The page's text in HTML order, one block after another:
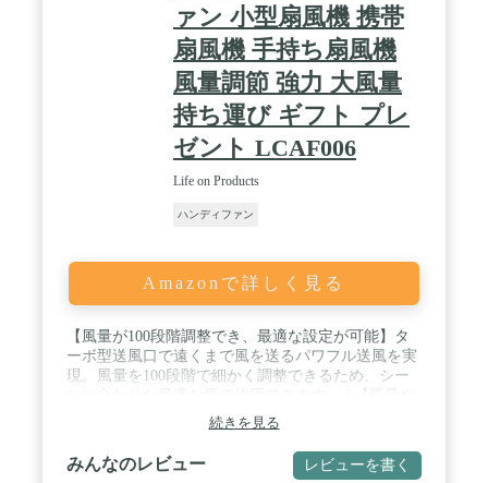
蓄電池 ■USBコネクタ規格:USB Type-C ■コードレス
対応（バッテリー交換不可） ■充電時間:約4時間 ※
接続機器の電源供給能力によって極端に長くなる場
合があります。 ■充放電可能回数:約300回 ■連続使
用時間:約2時間～約9時間 ※使用する風量の強さに
よって異なります。 ■風量:5段階調節+リズム風 ■抗
菌加工:無 ■ガードデザイン:スタンダードタイプ ■別
売部品:有（専用回転スタンド、専用クリップ） ※
しています。 ■取扱説明書:有 ■保証書:有 保証期
間:6ヶ月 ■故障の原因になるため、必ず付属のケー
ァン 小型扇風機 携帯
扇風機 手持ち扇風機
風量調節 強力 大風量
持ち運び ギフト プレ
ゼント LCAF006
Life on Products
ハンディファン
Amazonで詳しく見る
【風量が100段階調整でき、最適な設定が可能】タ
ーボ型送風口で遠くまで風を送るパワフル送風を実
現。風量を100段階で細かく調整できるため、シー
充電残量がわかる液晶付き】スイッチを押すと、現
在の風量が一目で分かる液晶表示機能を搭載。充電
池の残量も数値で表示されるため、充電のタイミン
グを把握できます。 / 【持ち運び時の誤作動を防
続きを見る
みんなのレビュー レビューを書く